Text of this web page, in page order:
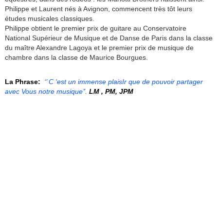
Philippe et Laurent nés à Avignon, commencent très tôt leurs
études musicales classiques.
Philippe obtient le premier prix de guitare au Conservatoire
National Supérieur de Musique et de Danse de Paris dans la classe
du maître Alexandre Lagoya et le premier prix de musique de
chambre dans la classe de Maurice Bourgues.
La Phrase:
‘’ C 'est un immense plaisIr que de pouvoir partager
avec Vous notre musique’’. LM , PM, JPM